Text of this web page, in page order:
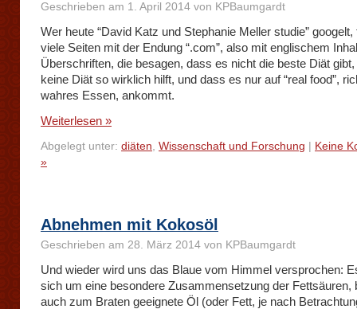
Geschrieben am 1. April 2014 von KPBaumgardt
Wer heute “David Katz und Stephanie Meller studie”
viele Seiten mit der Endung “.com”, also mit englischem
Überschriften, die besagen, dass es nicht die beste Diät
keine Diät so wirklich hilft, und dass es nur auf “real food”,
wahres Essen, ankommt.
Weiterlesen »
Abgelegt unter: diäten, Wissenschaft und Forschung
Keine
»
Abnehmen mit Kokosöl
Geschrieben am 28. März 2014 von KPBaumgardt
Und wieder wird uns das Blaue vom Himmel versprochen:
sich um eine besondere Zusammensetzung der Fettsäuren,
auch zum Braten geeignete Öl (oder Fett, je nach